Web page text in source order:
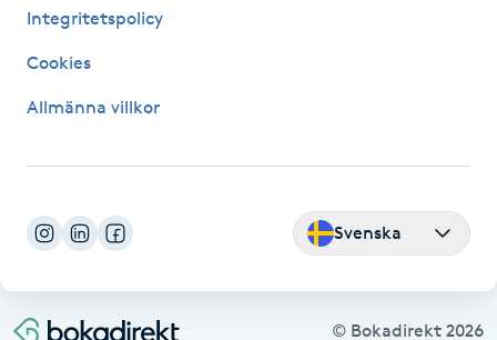
Hudvård
Hyaluronsyra
Hyperhidros
Hypnos
Integritetspolicy
Cookies
Allmänna villkor
Svenska
© Bokadirekt 2026